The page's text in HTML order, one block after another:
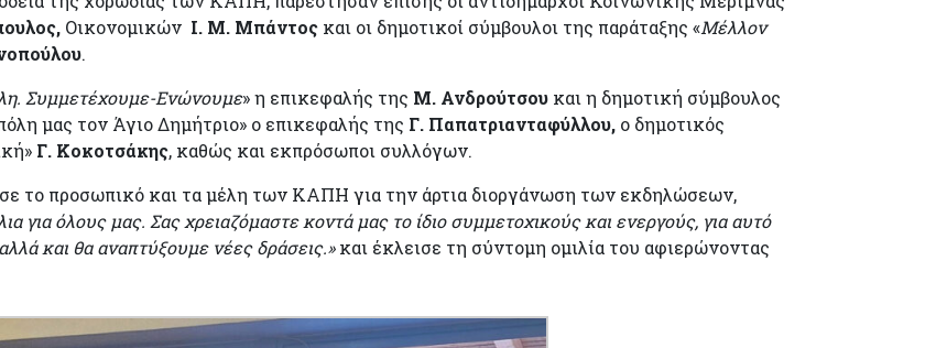
Οικονομικών Ι. Μ. Μπάντος και οι δημοτικοί σύμβουλοι της παράταξης «Μέλλον
.
Συμμετέχουμε-Ενώνουμε» η επικεφαλής της Μ. Ανδρούτσου και η δημοτική σύμβουλος
μας τον Άγιο Δημήτριο» ο επικεφαλής της Γ. Παπατριανταφύλλου, ο δημοτικός
Γ. Κοκοτσάκης, καθώς και εκπρόσωποι συλλόγων.
το προσωπικό και τα μέλη των ΚΑΠΗ για την άρτια διοργάνωση των εκδηλώσεων,
για όλους μας. Σας χρειαζόμαστε κοντά μας το ίδιο συμμετοχικούς και ενεργούς, για αυτό
και θα αναπτύξουμε νέες δράσεις.»και έκλεισε τη σύντομη ομιλία του αφιερώνοντας